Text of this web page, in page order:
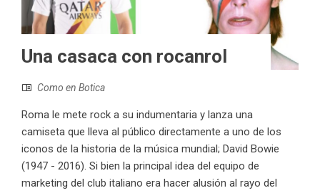
Una casaca con rocanrol
Como en Botica
Roma le mete rock a su indumentaria y lanza una
camiseta que lleva al público directamente a uno de los
iconos de la historia de la música mundial; David Bowie
(1947 - 2016). Si bien la principal idea del equipo de
marketing del club italiano era hacer alusión al rayo del